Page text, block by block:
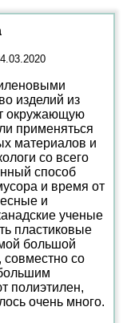
изделий из
окружающую
применяться
материалов и
со всего
способ
и время от
и
ученые
пластиковые
большой
совместно со
полиэтилен,
очень много.